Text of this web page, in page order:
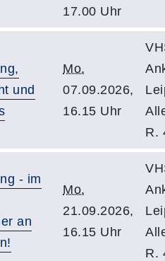
17.00 Uhr
und
Mo.
07.09.2026,
16.15 Uhr
R.
- im
an
Mo.
21.09.2026,
16.15 Uhr
R.